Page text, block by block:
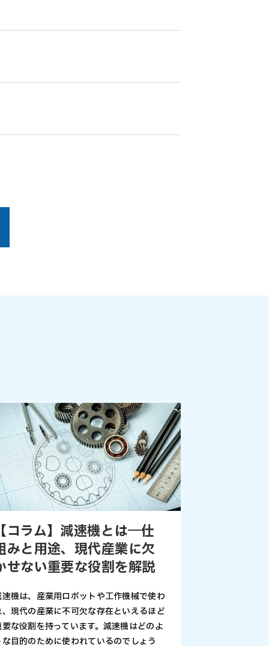
コラム】減速機とは―仕
みと用途、現代産業に欠
せない重要な役割を解説
機は、産業用ロボットや工作機械で使わ
現代の産業に不可欠な存在といえるほど
な役割を持っています。減速機はどのよ
目的のために使われているのでしょう